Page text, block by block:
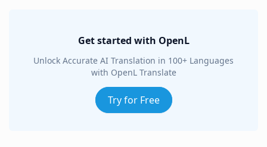
Get started with OpenL
Unlock Accurate AI Translation in 100+ Languages
with OpenL Translate
Try for Free